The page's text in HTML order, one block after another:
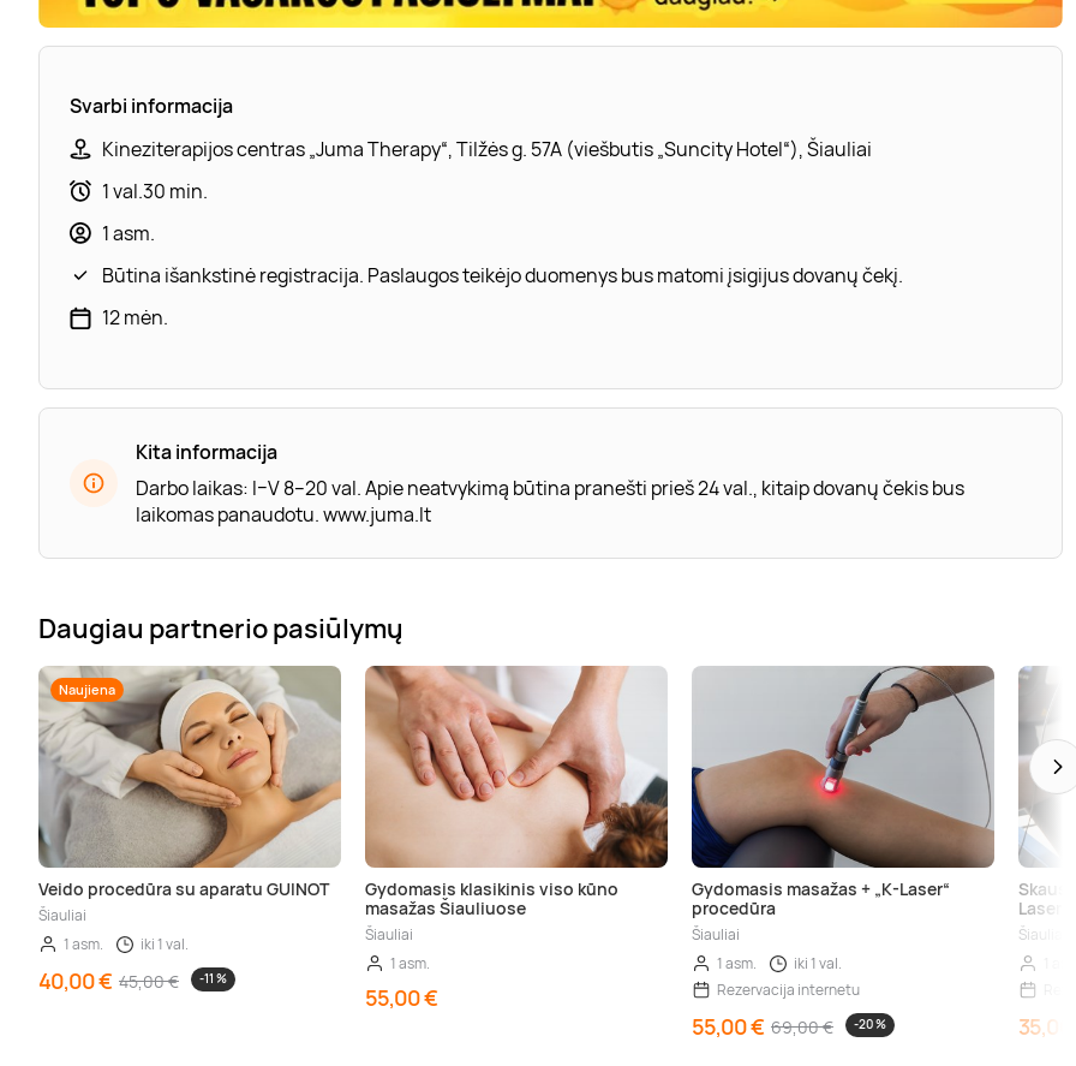
Svarbi informacija
Kineziterapijos centras „Juma Therapy“, Tilžės g. 57A (viešbutis „Suncity Hotel“), Šiauliai
1 val.30 min.
1 asm.
Būtina išankstinė registracija. Paslaugos teikėjo duomenys bus matomi įsigijus dovanų čekį.
12 mėn.
Kita informacija
Darbo laikas: I–V 8–20 val. Apie neatvykimą būtina pranešti prieš 24 val., kitaip dovanų čekis bus
laikomas panaudotu. www.juma.lt
Daugiau partnerio pasiūlymų
Naujiena
Veido procedūra su aparatu GUINOT
Šiauliai
1 asm.
iki 1 val.
40,00 € 45,00 € -11 %
Gydomasis klasikinis viso kūno
masažas Šiauliuose
Šiauliai
1 asm.
55,00 €
Gydomasis masažas + „K-Laser“
procedūra
Šiauliai
1 asm.
iki 1 val.
Rezervacija internetu
55,00 € 69,00 € -20 %
Laser“
Šiauliai
35,00 €